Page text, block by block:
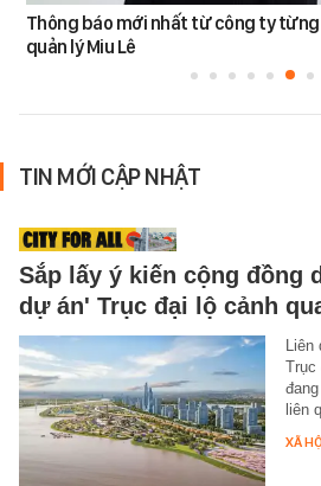
Thông báo mới nhất từ công ty từng
quản lý Miu Lê
TIN MỚI CẬP NHẬT
Sắp lấy ý kiến cộng đồng
dự án' Trục đại lộ cảnh
Trục
liên
XÃ